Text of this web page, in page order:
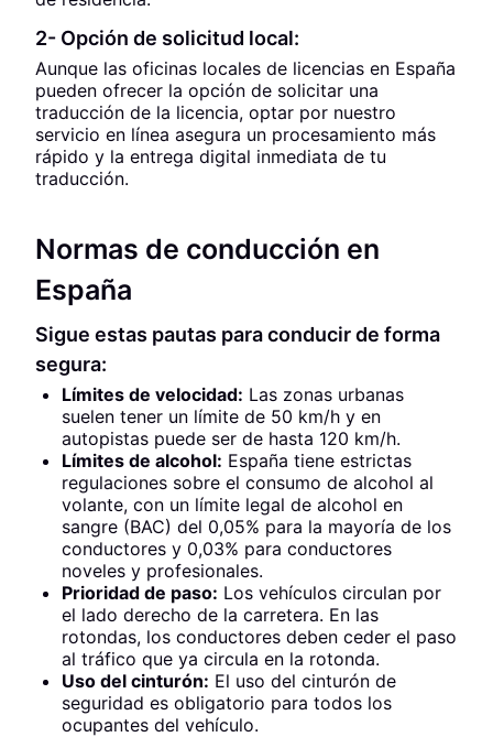
2- Opción de solicitud local:
Aunque las oficinas locales de licencias en España
pueden ofrecer la opción de solicitar una
traducción de la licencia, optar por nuestro
servicio en línea asegura un procesamiento más
rápido y la entrega digital inmediata de tu
traducción.
Normas de conducción en
España
Sigue estas pautas para conducir de forma
segura:
Límites de velocidad: Las zonas urbanas
suelen tener un límite de 50 km/h y en
autopistas puede ser de hasta 120 km/h.
Límites de alcohol: España tiene estrictas
regulaciones sobre el consumo de alcohol al
volante, con un límite legal de alcohol en
sangre (BAC) del 0,05% para la mayoría de los
conductores y 0,03% para conductores
noveles y profesionales.
Prioridad de paso: Los vehículos circulan por
el lado derecho de la carretera. En las
rotondas, los conductores deben ceder el paso
al tráfico que ya circula en la rotonda.
Uso del cinturón: El uso del cinturón de
seguridad es obligatorio para todos los
ocupantes del vehículo.